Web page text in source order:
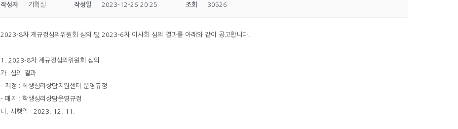
작성자 기획실 작성일 2023-12-26 20:25 조회 30526
2023-8차 제규정심의위원회 심의 및 2023-6차 이사회 심의 결과를 아래와 같이 공고합니다.
1. 2023-8차 제규정심의위원회 심의
가. 심의 결과
- 제정 : 학생심리상담지원센터 운영규정
- 폐지 : 학생심리상담운영규정
나. 시행일 : 2023. 12. 11.